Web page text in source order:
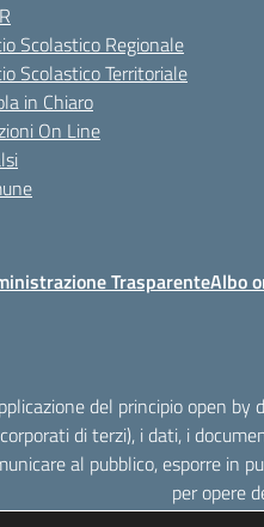
Scolastico Regionale
Scolastico Territoriale
in Chiaro
On Line
TrasparenteAlbo
del principio open
di terzi), i dati, i
al pubblico, esporre in
per opere